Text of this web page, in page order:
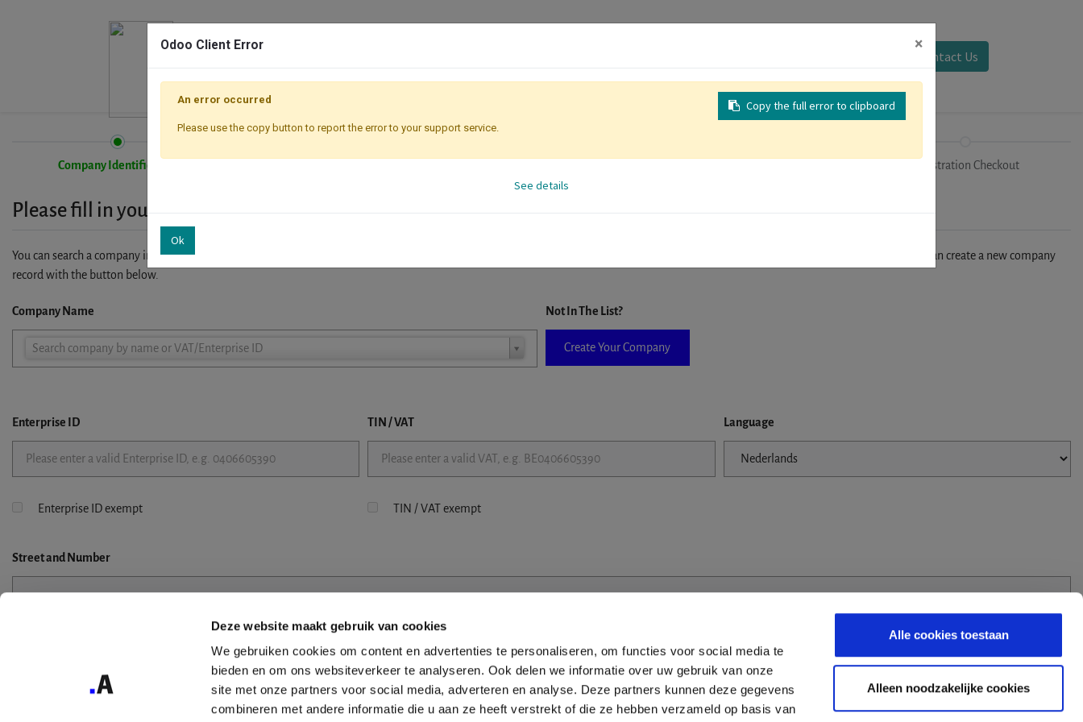
Deze website maakt gebruik van cookies
We gebruiken cookies om content en advertenties te personaliseren, om functies voor social media te
bieden en om ons websiteverkeer te analyseren. Ook delen we informatie over uw gebruik van onze
site met onze partners voor social media, adverteren en analyse. Deze partners kunnen deze gegevens
combineren met andere informatie die u aan ze heeft verstrekt of die ze hebben verzameld op basis van
Alle cookies toestaan
Alleen noodzakelijke cookies
Contact Us
Company Identification Registration Checkout
Please fill in your company details
You can search a company in our database by name, VAT or enterprise ID. When a company is selected it will auto-complete the form. If you don't find your company in our database, you can create a new company
record with the button below.
Company Name
Search company by name or VAT/Enterprise ID
Company
Not In The List?
Create Your Company
Enterprise ID TIN / VAT Language
Enterprise ID exempt TIN / VAT exempt
Streetand Number
Odoo Client Error ×
Copy the full error to clipboard
An error occurred
Please use the copy button to report the error to your support service.
See details
Ok